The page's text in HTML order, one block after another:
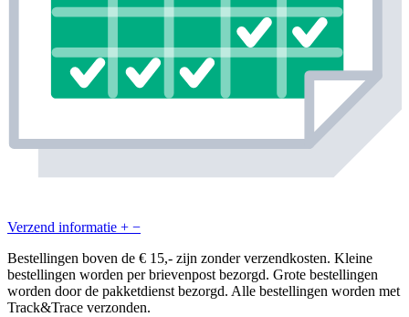
Verzend informatie + −
Bestellingen boven de € 15,- zijn zonder verzendkosten. Kleine
bestellingen worden per brievenpost bezorgd. Grote bestellingen
worden door de pakketdienst bezorgd. Alle bestellingen worden met
Track&Trace verzonden.